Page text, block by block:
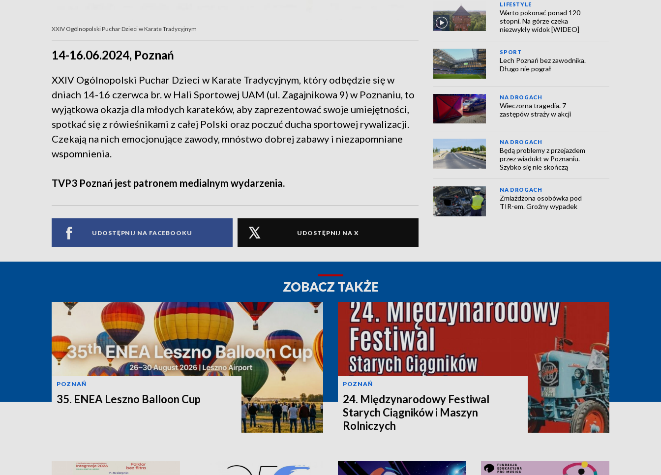
XXIV Ogólnopolski Puchar Dzieci w Karate Tradycyjnym
14-16.06.2024, Poznań
XXIV Ogólnopolski Puchar Dzieci w Karate Tradycyjnym, który odbędzie się w
dniach 14-16 czerwca br. w Hali Sportowej UAM (ul. Zagajnikowa 9) w Poznaniu, to
wyjątkowa okazja dla młodych karateków, aby zaprezentować swoje umiejętności,
spotkać się z rówieśnikami z całej Polski oraz poczuć ducha sportowej rywalizacji.
Czekają na nich emocjonujące zawody, mnóstwo dobrej zabawy i niezapomniane
wspomnienia.
TVP3 Poznań jest patronem medialnym wydarzenia.
UDOSTĘPNIJ NA FACEBOOKU UDOSTĘPNIJ NA X
LIFESTYLE
Warto pokonać ponad 120
stopni. Na górze czeka
niezwykły widok [WIDEO]
SPORT
Lech Poznań bez zawodnika.
Długo nie pograł
NA DROGACH
Wieczorna tragedia. 7
zastępów straży w akcji
NA DROGACH
Będą problemy z przejazdem
przez wiadukt w Poznaniu.
Szybko się nie skończą
NA DROGACH
Zmiażdżona osobówka pod
TIR-em. Groźny wypadek
ZOBACZ TAKŻE
POZNAŃ
35. ENEA Leszno Balloon Cup
POZNAŃ
24. Międzynarodowy Festiwal
Starych Ciągników i Maszyn
Rolniczych